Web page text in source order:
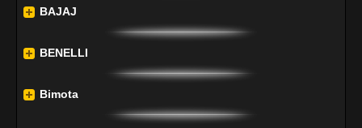
BAJAJ
BENELLI
Bimota